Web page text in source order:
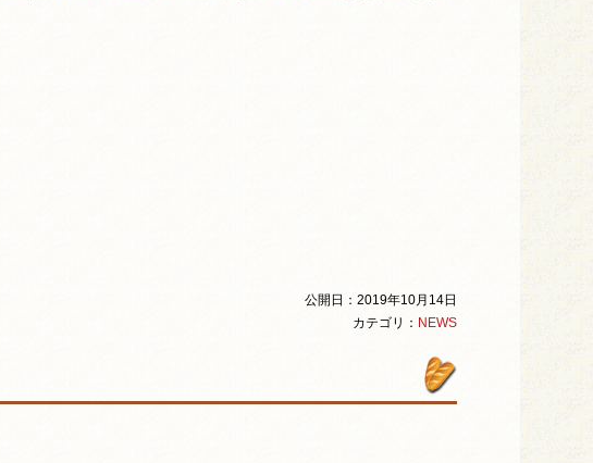
公開日：2019年10月14日
カテゴリ： NEWS